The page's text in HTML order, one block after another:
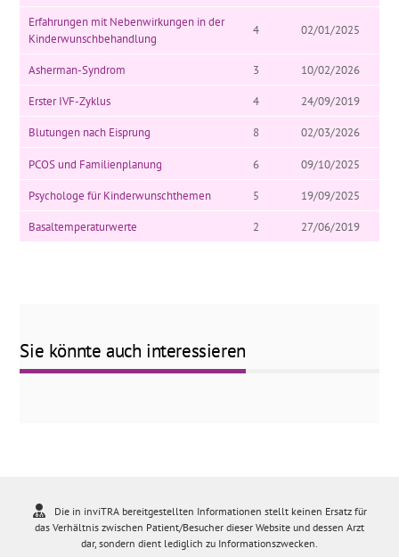
Erfahrungen mit Nebenwirkungen in der
Kinderwunschbehandlung
4 02/01/2025
Asherman-Syndrom 3 10/02/2026
Erster IVF-Zyklus 4 24/09/2019
Blutungen nach Eisprung 8 02/03/2026
PCOS und Familienplanung 6 09/10/2025
Psychologe für Kinderwunschthemen 5 19/09/2025
Basaltemperaturwerte 2 27/06/2019
Sie könnte auch interessieren
Die in inviTRA bereitgestellten Informationen stellt keinen Ersatz für
das Verhältnis zwischen Patient/Besucher dieser Website und dessen Arzt
dar, sondern dient lediglich zu Informationszwecken.